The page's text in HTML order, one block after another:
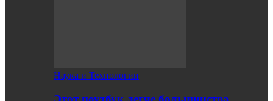
Наука и Технологии